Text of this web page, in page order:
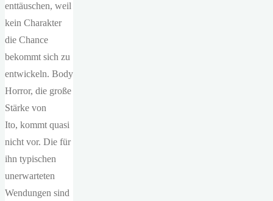
enttäuschen, weil
kein Charakter
die Chance
bekommt sich zu
entwickeln. Body
Horror, die große
Stärke von
Ito, kommt quasi
nicht vor. Die für
ihn typischen
unerwarteten
Wendungen sind